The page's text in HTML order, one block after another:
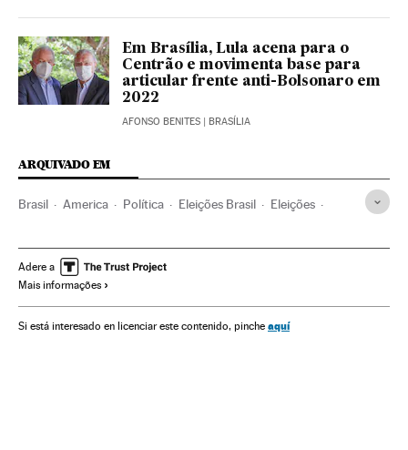
Em Brasília, Lula acena para o
Centrão e movimenta base para
articular frente anti-Bolsonaro em
2022
AFONSO BENITES | BRASÍLIA
ARQUIVADO EM
Brasil America Política Eleições Brasil Eleições
PSDB Eleições Brasil 2022
Partido dos Trabalhadores
Jair Bolsonaro João Doria Júnior
Adere a
Mais informações
Si está interesado en licenciar este contenido, pinche aquí